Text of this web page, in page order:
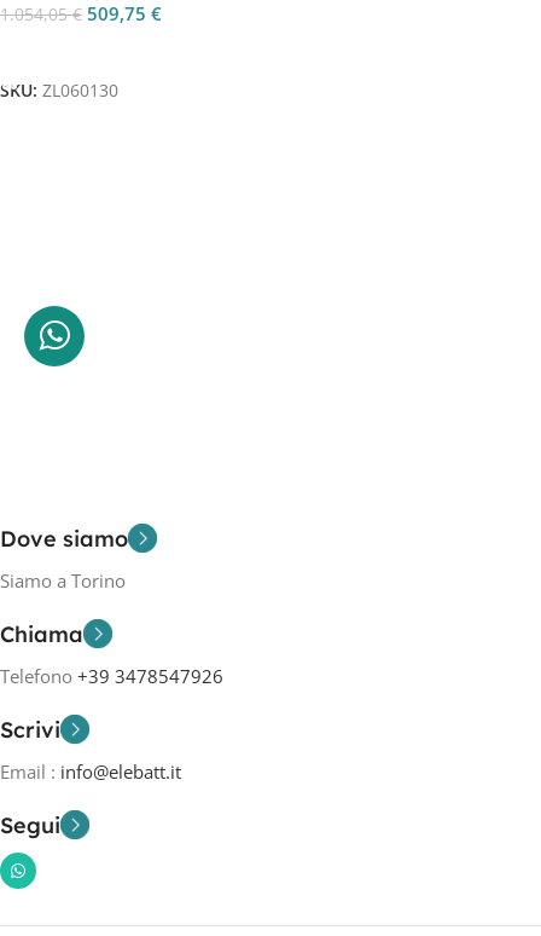
1.054,05€ 509,75 €
SKU: ZL060130
Dove siamo
Siamo a Torino
Chiama
Telefono +39 3478547926
Scrivi
Email : info@elebatt.it
Segui